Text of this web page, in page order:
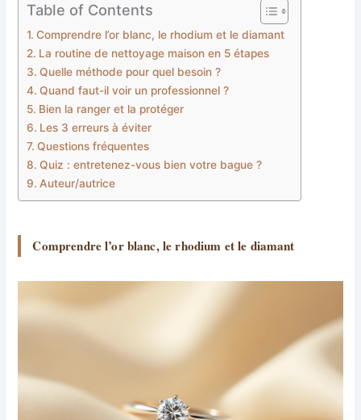
Table of Contents
Comprendre l’or blanc, le rhodium et le diamant
La routine de nettoyage maison en 5 étapes
Quelle méthode pour quel besoin ?
Quand faut-il voir un professionnel ?
Bien la ranger et la protéger
Les 3 erreurs à éviter
Questions fréquentes
Quiz : entretenez-vous bien votre bague ?
Auteur/autrice
Comprendre l’or blanc, le rhodium et le diamant